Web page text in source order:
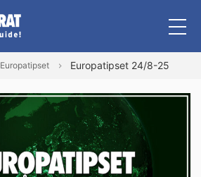
Europatipset Europatipset 24/8-25